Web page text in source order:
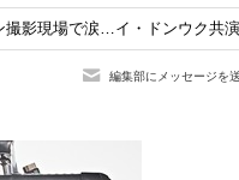
撮影現場で涙…イ・ドンウク共
編集部にメッセージを